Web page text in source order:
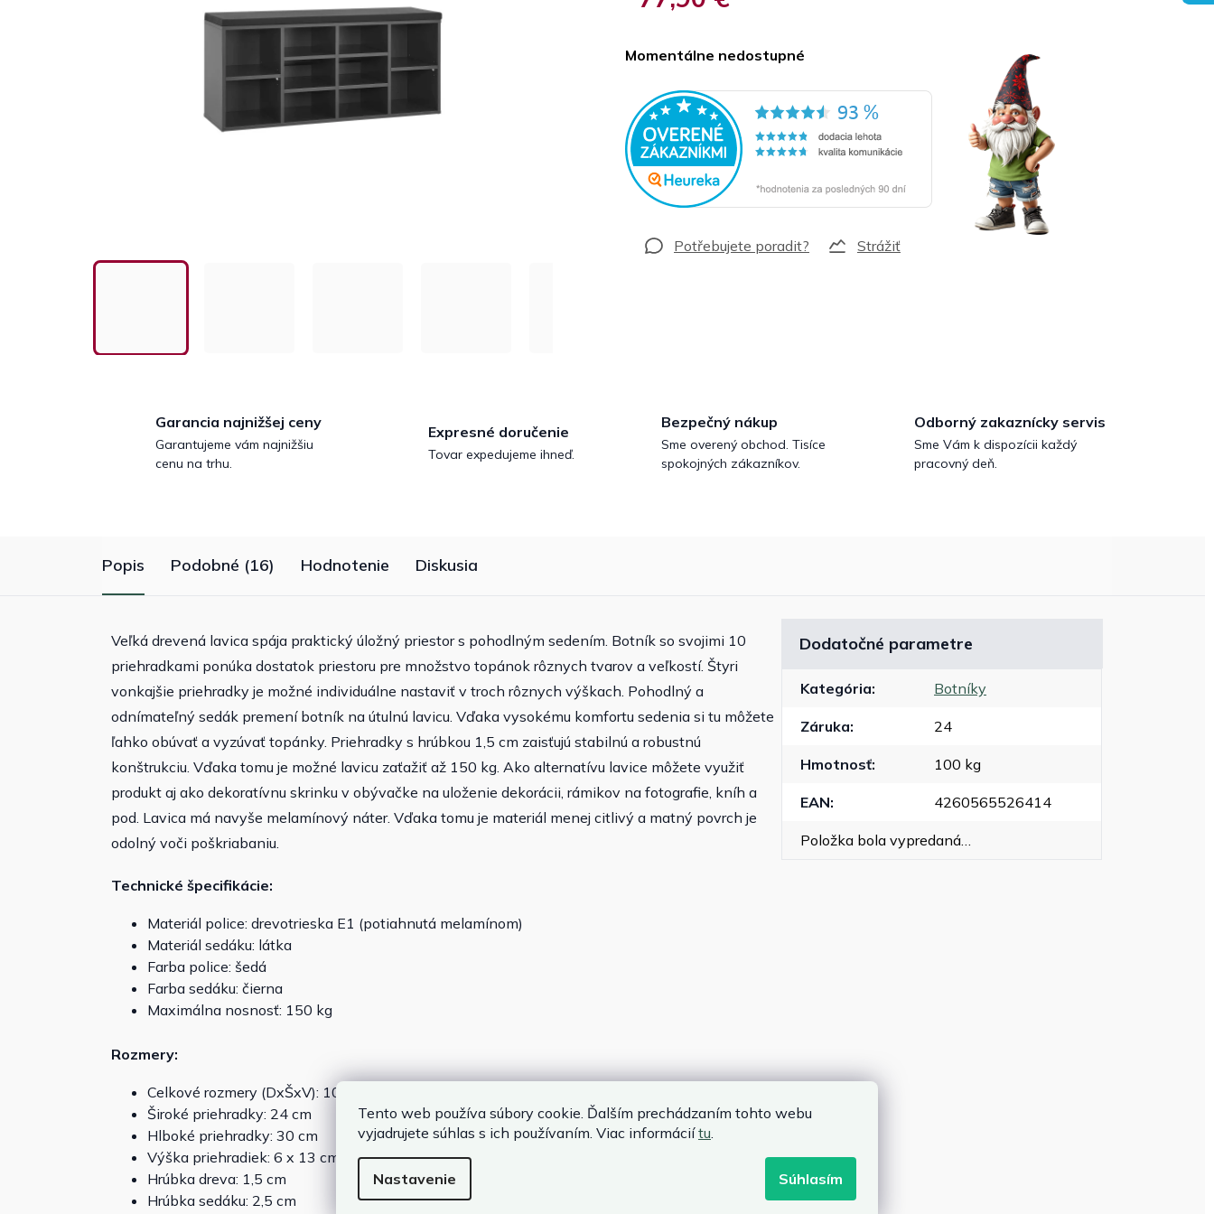
Tento web používa súbory cookie. Ďalším prechádzaním tohto webu
vyjadrujete súhlas s ich používaním. Viac informáciítu.
Nastavenie Súhlasím
Momentálne nedostupné
Strážiť
Garancia najnižšej ceny
Garantujeme vám najnižšiu
cenu na trhu.
Expresné doručenie
Tovar expedujeme ihneď.
Bezpečný nákup
Sme overený obchod. Tisíce
spokojných zákazníkov.
Odborný zakaznícky servis
Sme Vám k dispozícii každý
pracovný deň.
Popis Podobné (16) Hodnotenie Diskusia
Veľká drevená lavica spája praktický úložný priestor s pohodlným sedením. Botník so svojimi 10
priehradkami ponúka dostatok priestoru pre množstvo topánok rôznych tvarov a veľkostí. Štyri
vonkajšie priehradky je možné individuálne nastaviť v troch rôznych výškach. Pohodlný a
odnímateľný sedák premení botník na útulnú lavicu. Vďaka vysokému komfortu sedenia si tu môžete
ľahko obúvať a vyzúvať topánky. Priehradky s hrúbkou 1,5 cm zaisťujú stabilnú a robustnú
konštrukciu. Vďaka tomu je možné lavicu zaťažiť až 150 kg. Ako alternatívu lavice môžete využiť
produkt aj ako dekoratívnu skrinku v obývačke na uloženie dekorácii, rámikov na fotografie, kníh a
pod. Lavica má navyše melamínový náter. Vďaka tomu je materiál menej citlivý a matný povrch je
odolný voči poškriabaniu.
Technické špecifikácie:
Materiál police: drevotrieska E1 (potiahnutá melamínom)
Materiál sedáku: látka
Farba police: šedá
Farba sedáku: čierna
Maximálna nosnosť: 150 kg
Rozmery:
Celkové rozmery (DxŠxV): 104 x 30 x 48 cm
Široké priehradky: 24 cm
Hlboké priehradky: 30 cm
Výška priehradiek: 6 x 13 cm | 4*20 cm
Hrúbka dreva: 1,5 cm
Hrúbka sedáku: 2,5 cm
Dodatočné parametre
Kategória: Botníky
Záruka: 24
Hmotnosť: 100 kg
EAN: 4260565526414
Položka bola vypredaná…